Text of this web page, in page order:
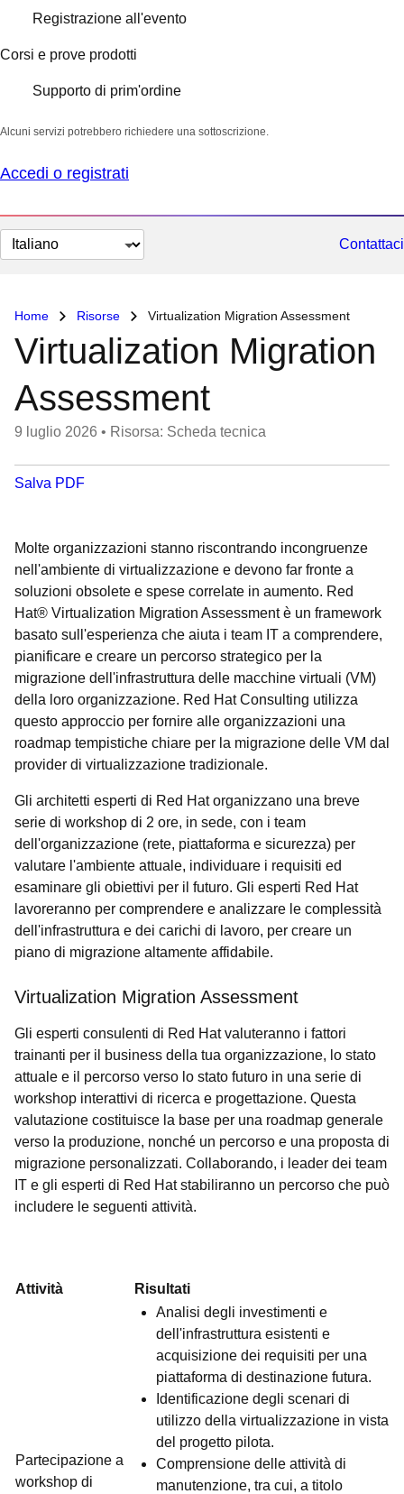
Registrazione all'evento
Corsi e prove prodotti
Supporto di prim'ordine
Alcuni servizi potrebbero richiedere una sottoscrizione.
Accedi o registrati
Cambia
lingua
Contattaci
Home Risorse Virtualization Migration Assessment
Virtualization Migration
Assessment
9 luglio 2026 • Risorsa: Scheda tecnica
Salva PDF
Molte organizzazioni stanno riscontrando incongruenze
nell'ambiente di virtualizzazione e devono far fronte a
soluzioni obsolete e spese correlate in aumento. Red
Hat® Virtualization Migration Assessment è un framework
basato sull'esperienza che aiuta i team IT a comprendere,
pianificare e creare un percorso strategico per la
migrazione dell'infrastruttura delle macchine virtuali (VM)
della loro organizzazione. Red Hat Consulting utilizza
questo approccio per fornire alle organizzazioni una
roadmap tempistiche chiare per la migrazione delle VM dal
provider di virtualizzazione tradizionale.
Gli architetti esperti di Red Hat organizzano una breve
serie di workshop di 2 ore, in sede, con i team
dell'organizzazione (rete, piattaforma e sicurezza) per
valutare l'ambiente attuale, individuare i requisiti ed
esaminare gli obiettivi per il futuro. Gli esperti Red Hat
lavoreranno per comprendere e analizzare le complessità
dell'infrastruttura e dei carichi di lavoro, per creare un
piano di migrazione altamente affidabile.
Virtualization Migration Assessment
Gli esperti consulenti di Red Hat valuteranno i fattori
trainanti per il business della tua organizzazione, lo stato
attuale e il percorso verso lo stato futuro in una serie di
workshop interattivi di ricerca e progettazione. Questa
valutazione costituisce la base per una roadmap generale
verso la produzione, nonché un percorso e una proposta di
migrazione personalizzati. Collaborando, i leader dei team
IT e gli esperti di Red Hat stabiliranno un percorso che può
includere le seguenti attività.
Attività Risultati
Partecipazione a
workshop di
Analisi degli investimenti e
dell'infrastruttura esistenti e
acquisizione dei requisiti per una
piattaforma di destinazione futura.
Identificazione degli scenari di
utilizzo della virtualizzazione in vista
del progetto pilota.
Comprensione delle attività di
manutenzione, tra cui, a titolo